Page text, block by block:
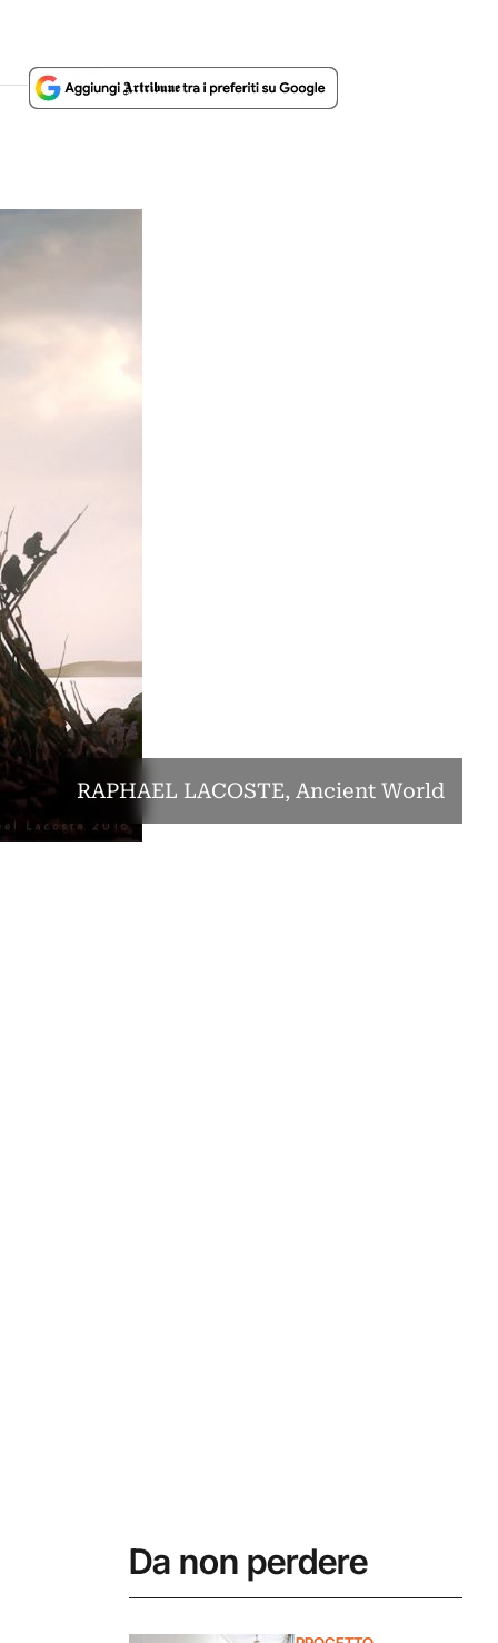
RAPHAEL LACOSTE, Ancient World
Da non perdere